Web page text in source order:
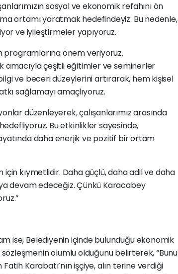
sosyal ve ekonomik refahını ön
ortamı yaratmak hedefindeyiz. Bu nedenle,
ve iyileştirmeler yapıyoruz.
programlarına önem veriyoruz.
amacıyla çeşitli eğitimler ve seminerler
ve beceri düzeylerini artırarak, hem kişisel
sağlamayı amaçlıyoruz.
düzenleyerek, çalışanlarımız arasında
Bu etkinlikler sayesinde,
daha enerjik ve pozitif bir ortam
için kıymetlidir. Daha güçlü, daha adil ve daha
devam edeceğiz. Çünkü Karacabey
ise, Belediyenin içinde bulunduğu ekonomik
olumlu olduğunu belirterek, “Bunu
Karabatı’nın işçiye, alın terine verdiği